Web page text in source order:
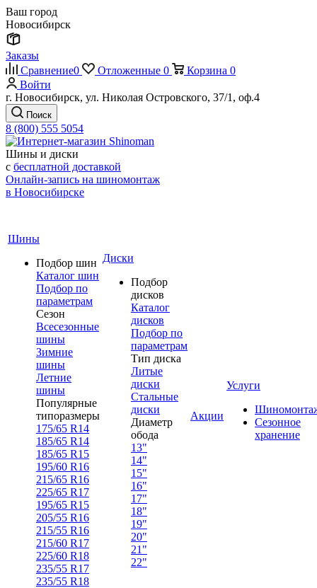
Ваш город
Новосибирск
Заказы
Сравнение0 Отложенные 0 Корзина 0
Войти
г. Новосибирск, ул. Николая Островского, 37/1, оф.4
Поиск
8 (800) 555 5054
Шины и диски
с бесплатной доставкой
Онлайн-запись на шиномонтаж
в Новосибирске
Шины
Подбор шин
Каталог шин
Подбор по
параметрам
Сезон
Всесезонные
шины
Зимние
шины
Летние
шины
Популярные
типоразмеры
175/65 R14
185/65 R14
185/65 R15
195/60 R16
215/65 R16
225/65 R17
195/65 R15
205/55 R16
215/55 R16
215/60 R17
225/60 R18
235/55 R17
235/55 R18
Диски
Подбор
дисков
Каталог
дисков
Подбор по
параметрам
Тип диска
Литые
диски
Стальные
диски
Диаметр
обода
13"
14"
15"
16"
17"
18"
19"
20"
21"
22"
Акции
Услуги
Сезонное
хранение